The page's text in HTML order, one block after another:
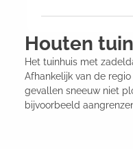
Houten
Het tuinhuis met
Afhankelijk van de
gevallen sneeuw niet
bijvoorbeeld